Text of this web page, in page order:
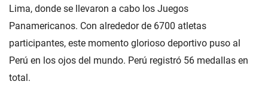
Lima, donde se llevaron a cabo los Juegos
Panamericanos. Con alrededor de 6700 atletas
participantes, este momento glorioso deportivo puso al
Perú en los ojos del mundo. Perú registró 56 medallas en
total.